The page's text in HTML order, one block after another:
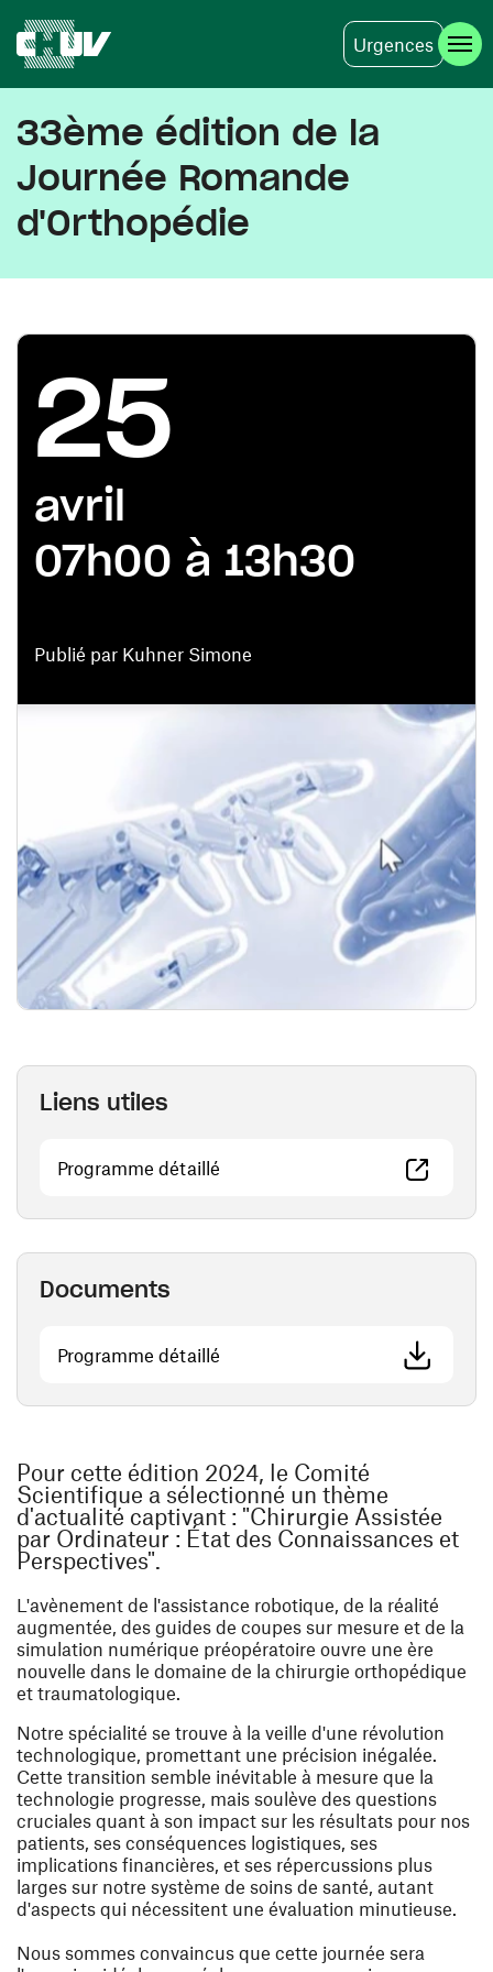
Urgences
33ème édition de la
Journée Romande
d'Orthopédie
Publié par Kuhner Simone
25
avril
07h00 à 13h30
Liens utiles
Programme détaillé (ouvre une nouvelle fenêtre)
Documents
Programme détaillé (ouvre une nouvelle fenêtre)
Pour cette édition 2024, le Comité
Scientifique a sélectionné un thème
d'actualité captivant : "Chirurgie Assistée
par Ordinateur : État des Connaissances et
Perspectives".
L'avènement de l'assistance robotique, de la réalité
augmentée, des guides de coupes sur mesure et de la
simulation numérique préopératoire ouvre une ère
nouvelle dans le domaine de la chirurgie orthopédique
et traumatologique.
Notre spécialité se trouve à la veille d'une révolution
technologique, promettant une précision inégalée.
Cette transition semble inévitable à mesure que la
technologie progresse, mais soulève des questions
cruciales quant à son impact sur les résultats pour nos
patients, ses conséquences logistiques, ses
implications financières, et ses répercussions plus
larges sur notre système de soins de santé, autant
d'aspects qui nécessitent une évaluation minutieuse.
Nous sommes convaincus que cette journée sera